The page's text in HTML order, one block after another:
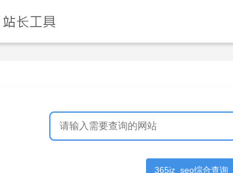
365jz_seo综合查询